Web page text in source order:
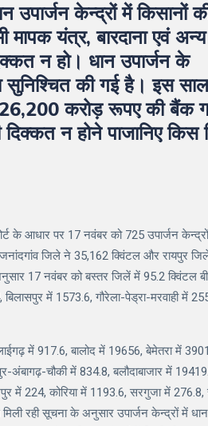
केन्द्रों में किसानों
मापक यंत्र, बारदाना एवं अन्य
न हो। धान उपार्जन के
सुनिश्चित की गई है। इस
करोड़ रूपए की बैंक
न होने पाजानिए किस
के आधार पर 17 नवंबर को 725 उपार्जन
जिले ने 35,162 क्विंटल और रायपुर
17 नवंबर को बस्तर जिलें में 95.2 क्विंटल
में 1573.6, गौरेला-पेड्रा-मरवाही में
में 917.6, बालोद में 19656, बेमेतरा में
चौकी में 834.8, बलौदाबाजार में
में 224, कोरिया में 1193.6, सरगुजा में
रही सूचना के अनुसार उपार्जन केन्द्रों में